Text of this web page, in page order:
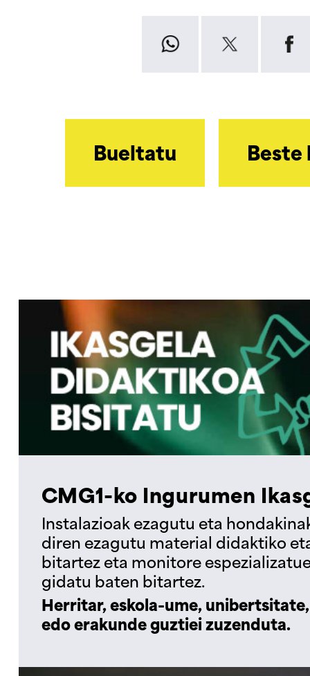
Bueltatu Beste
CMG1-ko Ingurumen
Instalazioak ezagutu eta
diren ezagutu material didaktiko
bitartez eta monitore
gidatu baten bitartez.
Herritar, eskola-ume,
edo erakunde guztiei zuzenduta.